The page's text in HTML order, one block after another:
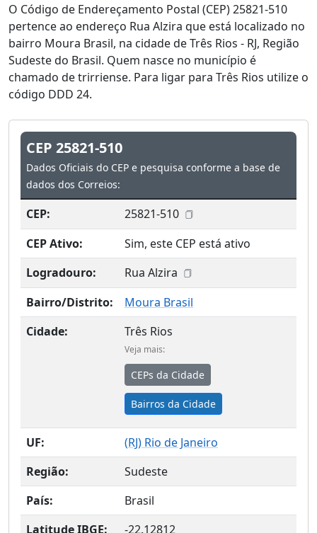
O Código de Endereçamento Postal (CEP) 25821-510
pertence ao endereço Rua Alzira que está localizado no
bairro Moura Brasil, na cidade de Três Rios - RJ, Região
Sudeste do Brasil. Quem nasce no município é
chamado de trirriense. Para ligar para Três Rios utilize o
código DDD 24.
CEP 25821-510
Dados Oficiais do CEP e pesquisa conforme a base de
dados dos Correios:
CEP:
25821-510
CEP Ativo:
Sim, este CEP está ativo
Logradouro:
Rua Alzira
Bairro/Distrito:
Moura Brasil
Cidade:
Três Rios
Veja mais:
CEPs da Cidade
Bairros da Cidade
UF: (RJ) Rio de Janeiro
Região:
Sudeste
País:
Brasil
Latitude IBGE:
-22.12812